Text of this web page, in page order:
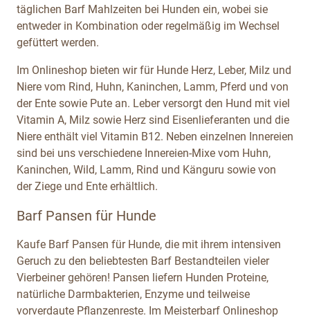
täglichen Barf Mahlzeiten bei Hunden ein, wobei sie
entweder in Kombination oder regelmäßig im Wechsel
gefüttert werden.
Im Onlineshop bieten wir für Hunde Herz, Leber, Milz und
Niere vom Rind, Huhn, Kaninchen, Lamm, Pferd und von
der Ente sowie Pute an. Leber versorgt den Hund mit viel
Vitamin A, Milz sowie Herz sind Eisenlieferanten und die
Niere enthält viel Vitamin B12. Neben einzelnen Innereien
sind bei uns verschiedene Innereien-Mixe vom Huhn,
Kaninchen, Wild, Lamm, Rind und Känguru sowie von
der Ziege und Ente erhältlich.
Barf Pansen für Hunde
Kaufe Barf Pansen für Hunde, die mit ihrem intensiven
Geruch zu den beliebtesten Barf Bestandteilen vieler
Vierbeiner gehören! Pansen liefern Hunden Proteine,
natürliche Darmbakterien, Enzyme und teilweise
vorverdaute Pflanzenreste. Im Meisterbarf Onlineshop